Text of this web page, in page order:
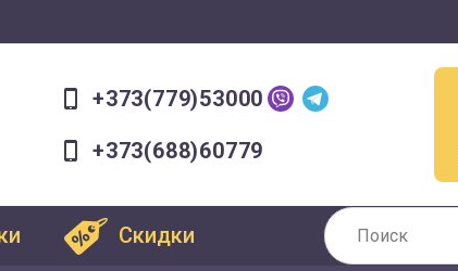
+373(779)53000
+373(688)60779
Скидки